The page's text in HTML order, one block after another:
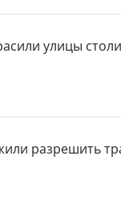
улицы
разрешить